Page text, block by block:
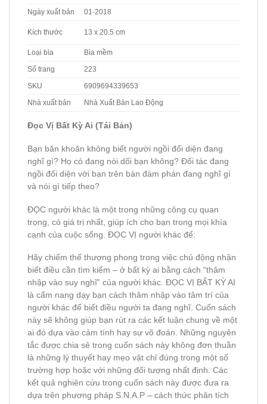
Ngày xuất bản 01-2018
Kích thước 13 x 20.5 cm
Loại bìa
Bìa mềm
Số trang
223
SKU
6909694339653
Nhà xuất bản
Nhà Xuất Bản Lao Động
Đọc Vị Bất Kỳ Ai (Tái Bản)
Bạn băn khoăn không biết người ngồi đối diện đang
nghĩ gì? Họ có đang nói dối bạn không? Đối tác đang
ngồi đối diện với bạn trên bàn đàm phán đang nghĩ gì
và nói gì tiếp theo?
ĐỌC người khác là một trong những công cụ quan
trọng, có giá trị nhất, giúp ích cho bạn trong mọi khía
cạnh của cuộc sống. ĐỌC VỊ người khác để:
Hãy chiếm thế thượng phong trong việc chủ động nhận
biết điều cần tìm kiếm – ở bất kỳ ai bằng cách “thâm
nhập vào suy nghĩ” của người khác. ĐỌC VỊ BẤT KỲ AI
là cẩm nang dạy bạn cách thâm nhập vào tâm trí của
người khác để biết điều người ta đang nghĩ. Cuốn sách
này sẽ không giúp bạn rút ra các kết luận chung về một
ai đó dựa vào cảm tính hay sự võ đoán. Những nguyên
tắc được chia sẻ trong cuốn sách này không đơn thuần
là những lý thuyết hay mẹo vặt chỉ đúng trong một số
trường hợp hoặc với những đối tượng nhất định. Các
kết quả nghiên cứu trong cuốn sách này được đưa ra
dựa trên phương pháp S.N.A.P – cách thức phân tích